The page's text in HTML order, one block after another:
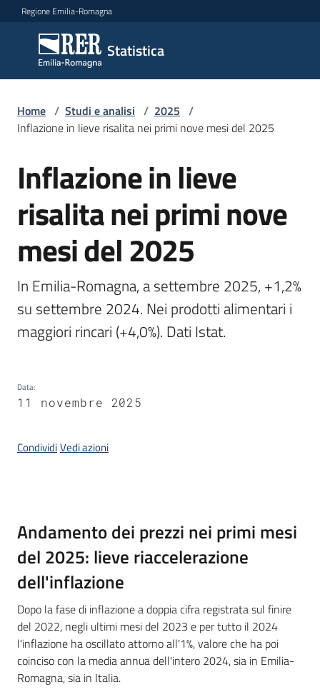
Vai al contenuto
Vai alla navigazione
Vai al footer
Regione Emilia-Romagna
Statistica
Statistica
Novità
Dati
Studi
e
analisi
Menu selezionato
Statistiche
per
temi
Metadati
Home / Studi e analisi / 2025 /
Inflazione in lieve risalita nei primi nove mesi del 2025
Salta al contenuto
Inflazione in lieve
risalita nei primi nove
mesi del 2025
In Emilia-Romagna, a settembre 2025, +1,2%
su settembre 2024. Nei prodotti alimentari i
maggiori rincari (+4,0%). Dati Istat.
Data:
11 novembre 2025
CondividiVedi azioni
Introduzione
Andamento dei prezzi nei primi mesi
del 2025: lieve riaccelerazione
dell'inflazione
Dopo la fase di inflazione a doppia cifra registrata sul finire
del 2022, negli ultimi mesi del 2023 e per tutto il 2024
l'inflazione ha oscillato attorno all'1%, valore che ha poi
coinciso con la media annua dell'intero 2024, sia in Emilia-
Romagna, sia in Italia.